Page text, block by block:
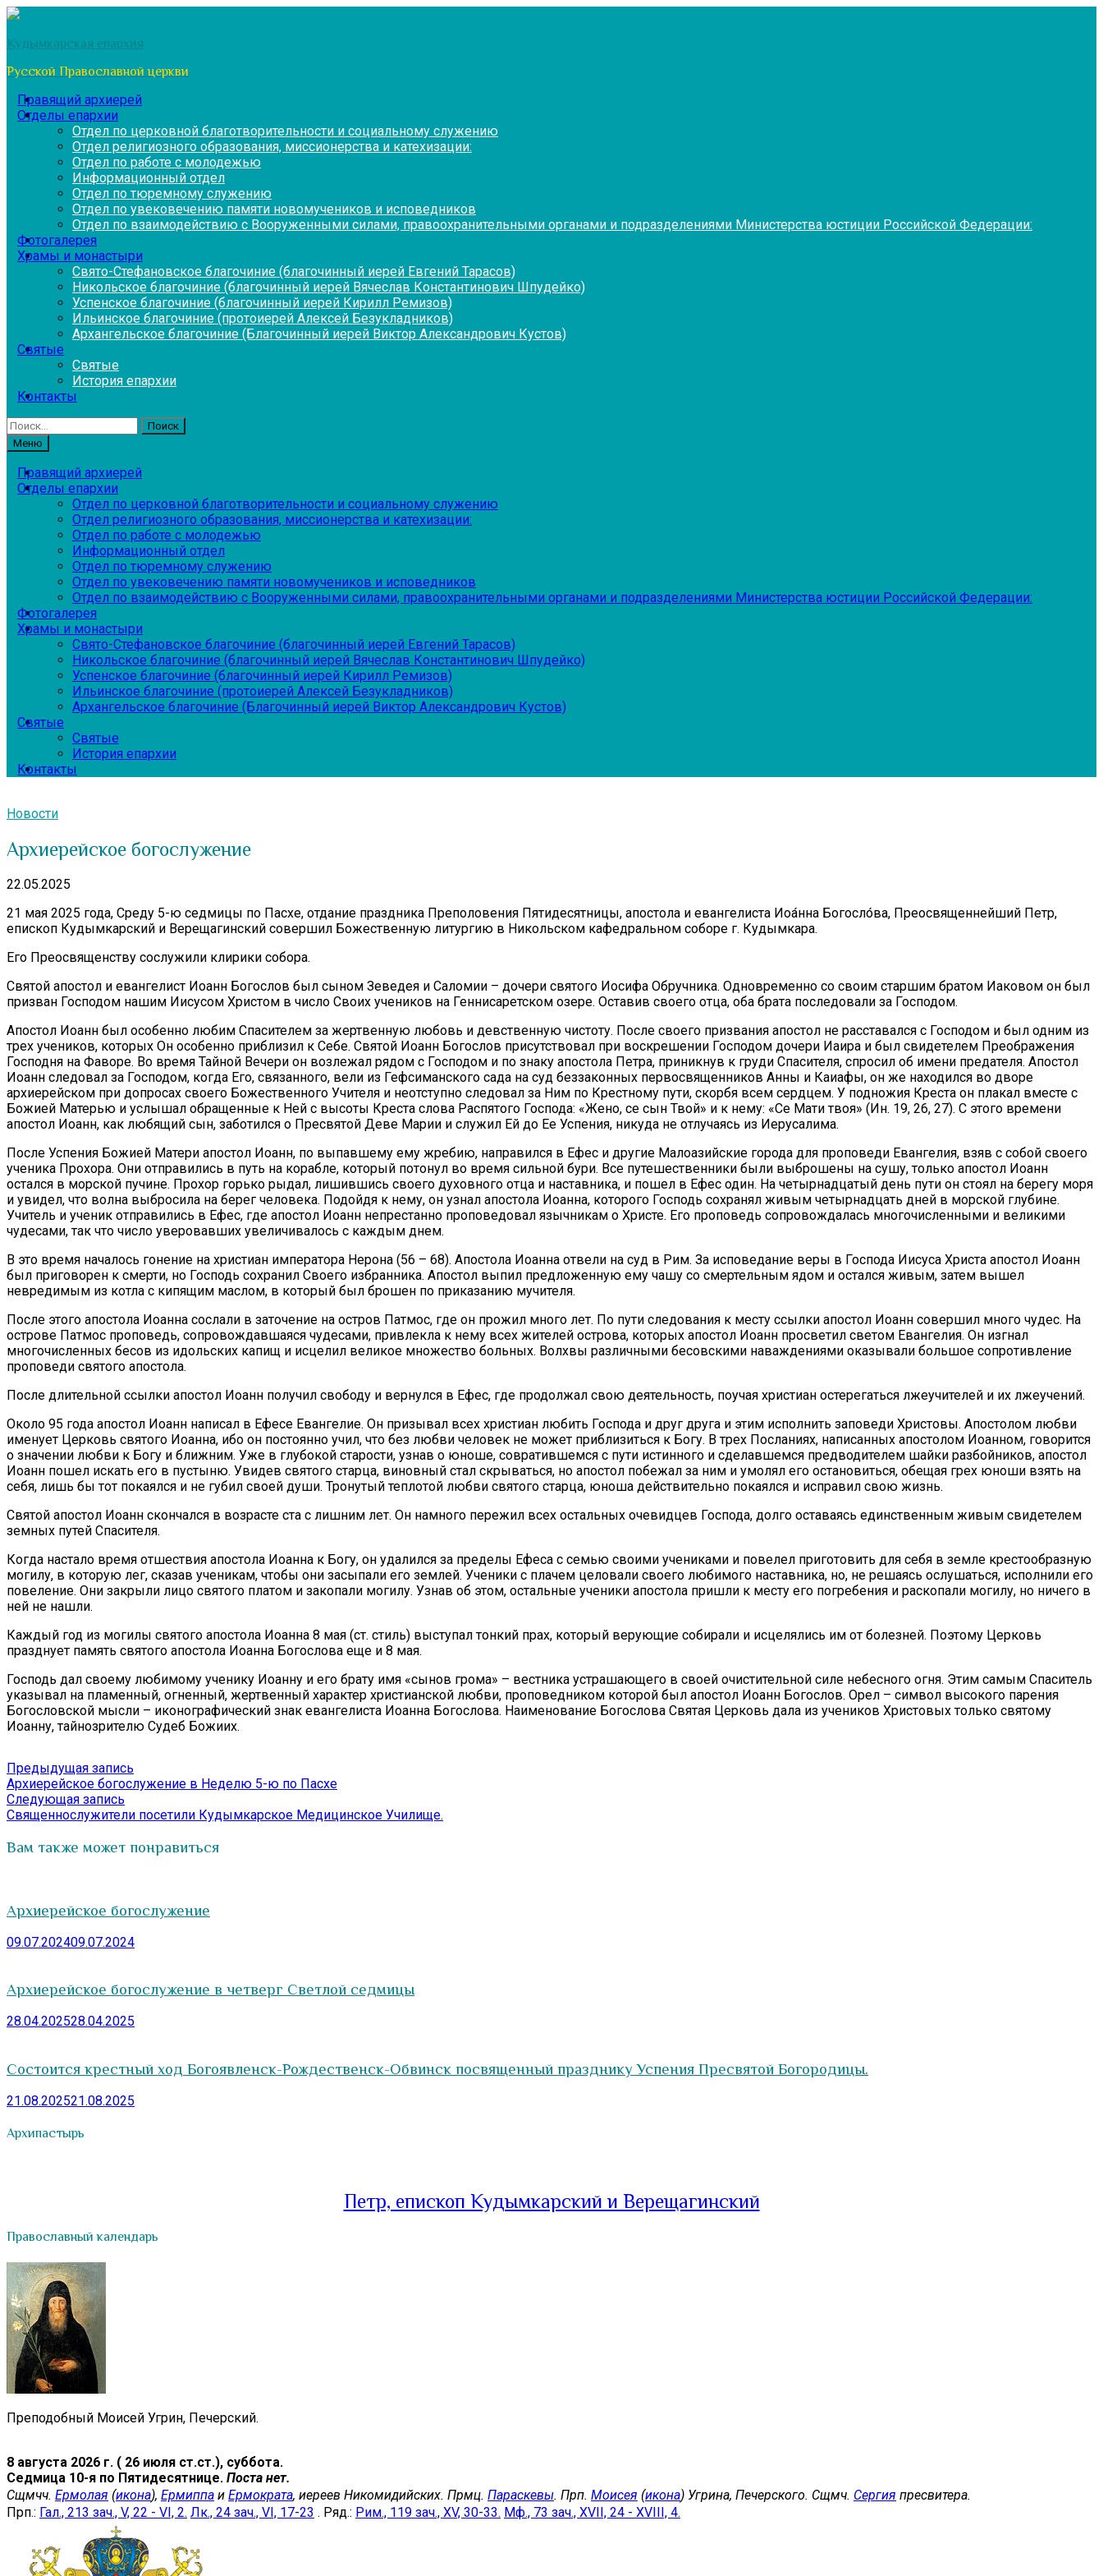
Перейти
содержимому
Кудымкарская епархия
Русской Православной церкви
Правящий архиерей
Отделы епархии
Отдел по церковной благотворительности и социальному служению
Отдел религиозного образования, миссионерства и катехизации:
Отдел по работе с молодежью
Информационный отдел
Отдел по тюремному служению
Отдел по увековечению памяти новомучеников и исповедников
Отдел по взаимодействию с Вооруженными силами, правоохранительными органами и подразделениями Министерства юстиции Российской Федерации:
Фотогалерея
Храмы и монастыри
Свято-Стефановское благочиние (благочинный иерей Евгений Тарасов)
Никольское благочиние (благочинный иерей Вячеслав Константинович Шпудейко)
Успенское благочиние (благочинный иерей Кирилл Ремизов)
Ильинское благочиние (протоиерей Алексей Безукладников)
Архангельское благочиние (Благочинный иерей Виктор Александрович Кустов)
Святые
Святые
История епархии
Контакты
Найти:
Меню
Правящий архиерей
Отделы епархии
Отдел по церковной благотворительности и социальному служению
Отдел религиозного образования, миссионерства и катехизации:
Отдел по работе с молодежью
Информационный отдел
Отдел по тюремному служению
Отдел по увековечению памяти новомучеников и исповедников
Отдел по взаимодействию с Вооруженными силами, правоохранительными органами и подразделениями Министерства юстиции Российской Федерации:
Фотогалерея
Храмы и монастыри
Свято-Стефановское благочиние (благочинный иерей Евгений Тарасов)
Никольское благочиние (благочинный иерей Вячеслав Константинович Шпудейко)
Успенское благочиние (благочинный иерей Кирилл Ремизов)
Ильинское благочиние (протоиерей Алексей Безукладников)
Архангельское благочиние (Благочинный иерей Виктор Александрович Кустов)
Святые
Святые
История епархии
Контакты
Новости
Архиерейское богослужение
22.05.2025
21 мая 2025 года, Среду 5-ю седмицы по Пасхе, отдание праздника Преполовения Пятидесятницы, апостола и евангелиста Иоа́нна Богосло́ва, Преосвященнейший Петр,
епископ Кудымкарский и Верещагинский совершил Божественную литургию в Никольском кафедральном соборе г. Кудымкара.
Его Преосвященству сослужили клирики собора.
Святой апостол и евангелист Иоанн Богослов был сыном Зеведея и Саломии – дочери святого Иосифа Обручника. Одновременно со своим старшим братом Иаковом он был
призван Господом нашим Иисусом Христом в число Своих учеников на Геннисаретском озере. Оставив своего отца, оба брата последовали за Господом.
Апостол Иоанн был особенно любим Спасителем за жертвенную любовь и девственную чистоту. После своего призвания апостол не расставался с Господом и был одним из
трех учеников, которых Он особенно приблизил к Себе. Святой Иоанн Богослов присутствовал при воскрешении Господом дочери Иаира и был свидетелем Преображения
Господня на Фаворе. Во время Тайной Вечери он возлежал рядом с Господом и по знаку апостола Петра, приникнув к груди Спасителя, спросил об имени предателя. Апостол
Иоанн следовал за Господом, когда Его, связанного, вели из Гефсиманского сада на суд беззаконных первосвященников Анны и Каиафы, он же находился во дворе
архиерейском при допросах своего Божественного Учителя и неотступно следовал за Ним по Крестному пути, скорбя всем сердцем. У подножия Креста он плакал вместе с
Божией Матерью и услышал обращенные к Ней с высоты Креста слова Распятого Господа: «Жено, се сын Твой» и к нему: «Се Мати твоя» (Ин. 19, 26, 27). С этого времени
апостол Иоанн, как любящий сын, заботился о Пресвятой Деве Марии и служил Ей до Ее Успения, никуда не отлучаясь из Иерусалима.
После Успения Божией Матери апостол Иоанн, по выпавшему ему жребию, направился в Ефес и другие Малоазийские города для проповеди Евангелия, взяв с собой своего
ученика Прохора. Они отправились в путь на корабле, который потонул во время сильной бури. Все путешественники были выброшены на сушу, только апостол Иоанн
остался в морской пучине. Прохор горько рыдал, лишившись своего духовного отца и наставника, и пошел в Ефес один. На четырнадцатый день пути он стоял на берегу моря
и увидел, что волна выбросила на берег человека. Подойдя к нему, он узнал апостола Иоанна, которого Господь сохранял живым четырнадцать дней в морской глубине.
Учитель и ученик отправились в Ефес, где апостол Иоанн непрестанно проповедовал язычникам о Христе. Его проповедь сопровождалась многочисленными и великими
чудесами, так что число уверовавших увеличивалось с каждым днем.
В это время началось гонение на христиан императора Нерона (56 – 68). Апостола Иоанна отвели на суд в Рим. За исповедание веры в Господа Иисуса Христа апостол Иоанн
был приговорен к смерти, но Господь сохранил Своего избранника. Апостол выпил предложенную ему чашу со смертельным ядом и остался живым, затем вышел
невредимым из котла с кипящим маслом, в который был брошен по приказанию мучителя.
После этого апостола Иоанна сослали в заточение на остров Патмос, где он прожил много лет. По пути следования к месту ссылки апостол Иоанн совершил много чудес. На
острове Патмос проповедь, сопровождавшаяся чудесами, привлекла к нему всех жителей острова, которых апостол Иоанн просветил светом Евангелия. Он изгнал
многочисленных бесов из идольских капищ и исцелил великое множество больных. Волхвы различными бесовскими наваждениями оказывали большое сопротивление
проповеди святого апостола.
После длительной ссылки апостол Иоанн получил свободу и вернулся в Ефес, где продолжал свою деятельность, поучая христиан остерегаться лжеучителей и их лжеучений.
Около 95 года апостол Иоанн написал в Ефесе Евангелие. Он призывал всех христиан любить Господа и друг друга и этим исполнить заповеди Христовы. Апостолом любви
именует Церковь святого Иоанна, ибо он постоянно учил, что без любви человек не может приблизиться к Богу. В трех Посланиях, написанных апостолом Иоанном, говорится
о значении любви к Богу и ближним. Уже в глубокой старости, узнав о юноше, совратившемся с пути истинного и сделавшемся предводителем шайки разбойников, апостол
Иоанн пошел искать его в пустыню. Увидев святого старца, виновный стал скрываться, но апостол побежал за ним и умолял его остановиться, обещая грех юноши взять на
себя, лишь бы тот покаялся и не губил своей души. Тронутый теплотой любви святого старца, юноша действительно покаялся и исправил свою жизнь.
Святой апостол Иоанн скончался в возрасте ста с лишним лет. Он намного пережил всех остальных очевидцев Господа, долго оставаясь единственным живым свидетелем
земных путей Спасителя.
Когда настало время отшествия апостола Иоанна к Богу, он удалился за пределы Ефеса с семью своими учениками и повелел приготовить для себя в земле крестообразную
могилу, в которую лег, сказав ученикам, чтобы они засыпали его землей. Ученики с плачем целовали своего любимого наставника, но, не решаясь ослушаться, исполнили его
повеление. Они закрыли лицо святого платом и закопали могилу. Узнав об этом, остальные ученики апостола пришли к месту его погребения и раскопали могилу, но ничего в
ней не нашли.
Каждый год из могилы святого апостола Иоанна 8 мая (ст. стиль) выступал тонкий прах, который верующие собирали и исцелялись им от болезней. Поэтому Церковь
празднует память святого апостола Иоанна Богослова еще и 8 мая.
Господь дал своему любимому ученику Иоанну и его брату имя «сынов грома» – вестника устрашающего в своей очистительной силе небесного огня. Этим самым Спаситель
указывал на пламенный, огненный, жертвенный характер христианской любви, проповедником которой был апостол Иоанн Богослов. Орел – символ высокого парения
Богословской мысли – иконографический знак евангелиста Иоанна Богослова. Наименование Богослова Святая Церковь дала из учеников Христовых только святому
Иоанну, тайнозрителю Судеб Божиих.
Навигация
по
записям
Предыдущая запись
запись:
Архиерейское богослужение в Неделю 5-ю по Пасхе
Следующая запись
запись:
Священнослужители посетили Кудымкарское Медицинское Училище.
Вам также может понравиться
Архиерейское богослужение
09.07.202409.07.2024
Архиерейское богослужение в четверг Светлой седмицы
28.04.202528.04.2025
Состоится крестный ход Богоявленск-Рождественск-Обвинск посвященный празднику Успения Пресвятой Богородицы.
21.08.202521.08.2025
Архипастырь
Петр, епископ Кудымкарский и Верещагинский
Православный календарь
Преподобный Моисей Угрин, Печерский.
8 августа 2026 г. ( 26 июля ст.ст.), суббота.
Седмица 10-я по Пятидесятнице. Поста нет.
Сщмчч. Ермолая (икона), Ермиппа и Ермократа, иереев Никомидийских. Прмц. Параскевы. Прп. Моисея (икона) Угрина, Печерского. Сщмч. Сергия пресвитера.
Прп.: Гал., 213 зач., V, 22 - VI, 2. Лк., 24 зач., VI, 17-23 . Ряд.: Рим., 119 зач., XV, 30-33. Мф., 73 зач., XVII, 24 - XVIII, 4.